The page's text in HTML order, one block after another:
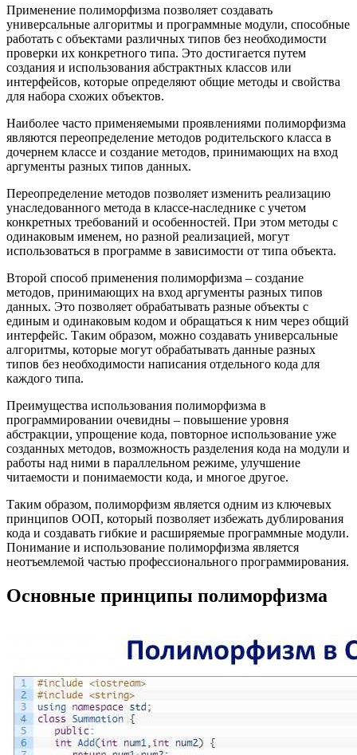
Применение полиморфизма позволяет создавать
универсальные алгоритмы и программные модули, способные
работать с объектами различных типов без необходимости
проверки их конкретного типа. Это достигается путем
создания и использования абстрактных классов или
интерфейсов, которые определяют общие методы и свойства
для набора схожих объектов.
Наиболее часто применяемыми проявлениями полиморфизма
являются переопределение методов родительского класса в
дочернем классе и создание методов, принимающих на вход
аргументы разных типов данных.
Переопределение методов позволяет изменить реализацию
унаследованного метода в классе-наследнике с учетом
конкретных требований и особенностей. При этом методы с
одинаковым именем, но разной реализацией, могут
использоваться в программе в зависимости от типа объекта.
Второй способ применения полиморфизма – создание
методов, принимающих на вход аргументы разных типов
данных. Это позволяет обрабатывать разные объекты с
единым и одинаковым кодом и обращаться к ним через общий
интерфейс. Таким образом, можно создавать универсальные
алгоритмы, которые могут обрабатывать данные разных
типов без необходимости написания отдельного кода для
каждого типа.
Преимущества использования полиморфизма в
программировании очевидны – повышение уровня
абстракции, упрощение кода, повторное использование уже
созданных методов, возможность разделения кода на модули и
работы над ними в параллельном режиме, улучшение
читаемости и понимаемости кода, и многое другое.
Таким образом, полиморфизм является одним из ключевых
принципов ООП, который позволяет избежать дублирования
кода и создавать гибкие и расширяемые программные модули.
Понимание и использование полиморфизма является
неотъемлемой частью профессионального программирования.
Основные принципы полиморфизма